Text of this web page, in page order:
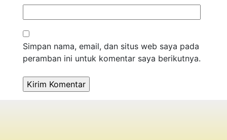
Simpan nama, email, dan situs web saya pada
peramban ini untuk komentar saya berikutnya.